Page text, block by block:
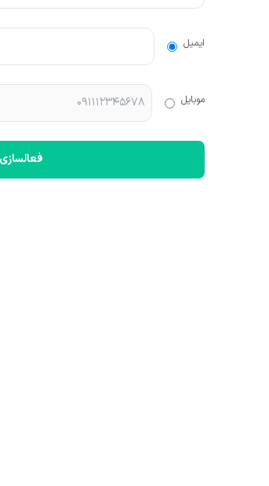
ایمیل
موبایل
فعالسازی